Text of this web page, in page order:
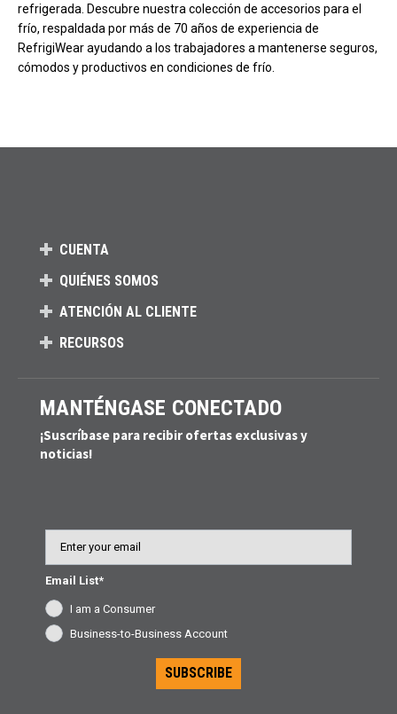
refrigerada. Descubre nuestra colección de accesorios para el
frío, respaldada por más de 70 años de experiencia de
RefrigiWear ayudando a los trabajadores a mantenerse seguros,
cómodos y productivos en condiciones de frío.
CUENTA
QUIÉNES SOMOS
ATENCIÓN AL CLIENTE
RECURSOS
MANTÉNGASE CONECTADO
¡Suscríbase para recibir ofertas exclusivas y
noticias!
Email List*
I am a Consumer
Business-to-Business Account
SUBSCRIBE